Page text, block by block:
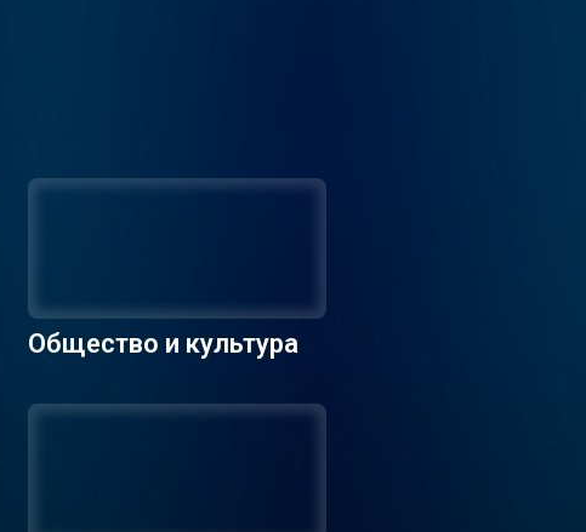
Общество и культура